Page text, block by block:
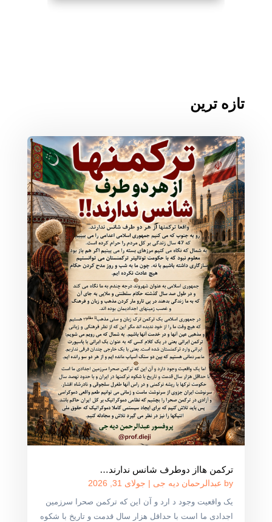
تازه ترین
ترکمن هااز دوطرف شانس ندارند…
by عبدالرحمان دیه جی | جولای 31, 2026
یک واقعیت وجود د ارد و آن این که ترکمن صحرا سرزمین
اجدادی ما است با حداقل هزار سال قدمت و تاریخ با شکوه